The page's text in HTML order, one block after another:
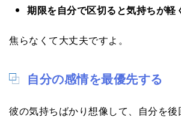
期限を自分で区切ると気持ちが軽
焦らなくて大丈夫ですよ。
自分の感情を最優先する
彼の気持ちばかり想像して、自分を